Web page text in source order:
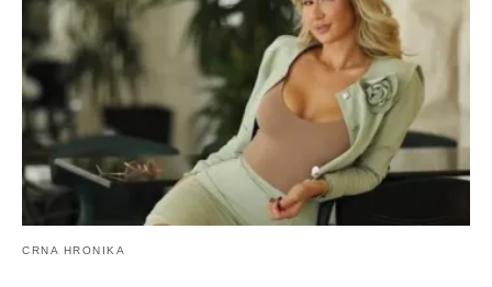
CRNA HRONIKA